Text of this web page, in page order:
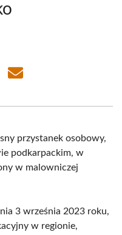
Share
przystanek osobowy,
podkarpackim, w
w malowniczej
3 września 2023 roku,
w regionie,